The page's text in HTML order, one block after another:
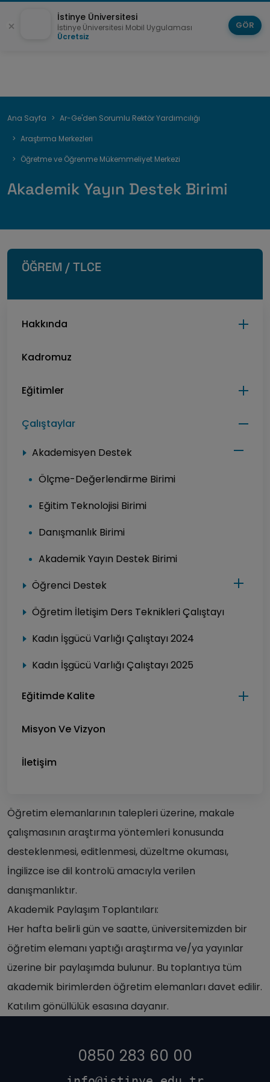
Sayfa
yolu
Ana Sayfa
Ar-Ge'den Sorumlu Rektör Yardımcılığı
Araştırma Merkezleri
Öğretme ve Öğrenme Mükemmeliyet Merkezi
Akademik Yayın Destek Birimi
Öğretim elemanlarının talepleri üzerine, makale
çalışmasının araştırma yöntemleri konusunda
desteklenmesi, editlenmesi, düzeltme okuması,
İngilizce ise dil kontrolü amacıyla verilen
danışmanlıktır.
Akademik Paylaşım Toplantıları:
Her hafta belirli gün ve saatte, üniversitemizden bir
öğretim elemanı yaptığı araştırma ve/ya yayınlar
üzerine bir paylaşımda bulunur. Bu toplantıya tüm
akademik birimlerden öğretim elemanları davet edilir.
Katılım gönüllülük esasına dayanır.
ÖĞREM / TLCE
Hakkında
Kadromuz
Eğitimler
Çalıştaylar
Akademisyen Destek
Ölçme-Değerlendirme Birimi
Eğitim Teknolojisi Birimi
Danışmanlık Birimi
Akademik Yayın Destek Birimi
Öğrenci Destek
Öğretim İletişim Ders Teknikleri Çalıştayı
Kadın İşgücü Varlığı Çalıştayı 2024
Kadın İşgücü Varlığı Çalıştayı 2025
Eğitimde Kalite
Misyon Ve Vizyon
İletişim
0850 283 60 00
İstinye Üniversitesi
İstinye Üniversitesi Mobil Uygulaması
Ücretsiz
GÖR